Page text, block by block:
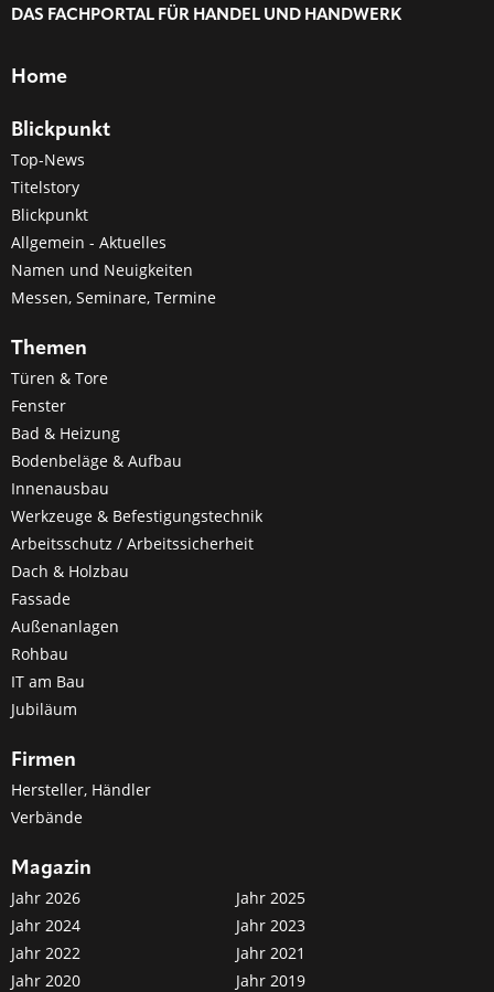
DAS FACHPORTAL FÜR HANDEL UND HANDWERK
Home
Blickpunkt
Top-News
Titelstory
Blickpunkt
Allgemein - Aktuelles
Namen und Neuigkeiten
Messen, Seminare, Termine
Themen
Türen & Tore
Fenster
Bad & Heizung
Bodenbeläge & Aufbau
Innenausbau
Werkzeuge & Befestigungstechnik
Arbeitsschutz / Arbeitssicherheit
Dach & Holzbau
Fassade
Außenanlagen
Rohbau
IT am Bau
Jubiläum
Firmen
Hersteller, Händler
Verbände
Magazin
Jahr 2026
Jahr 2025
Jahr 2024
Jahr 2023
Jahr 2022
Jahr 2021
Jahr 2020
Jahr 2019